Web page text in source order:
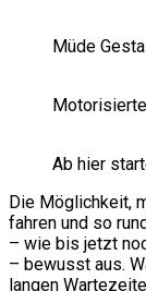
Müde
Ab hier
Die Möglichkeit,
fahren und so
– wie bis jetzt
– bewusst aus.
langen